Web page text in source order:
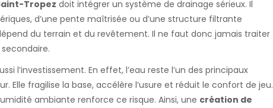
Tropez doit intégrer un système de drainage sérieux. Il
d’une pente maîtrisée ou d’une structure filtrante
du terrain et du revêtement. Il ne faut donc jamais traiter
l’investissement. En effet, l’eau reste l’un des principaux
Elle fragilise la base, accélère l’usure et réduit le confort de jeu.
ambiante renforce ce risque. Ainsi, une création de